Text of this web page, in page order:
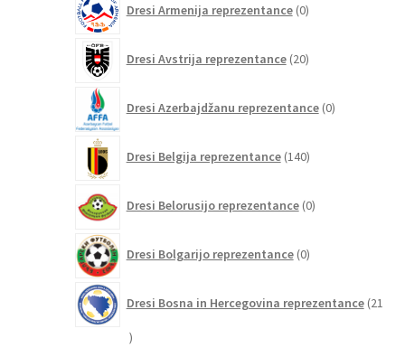
Dresi Armenija reprezentance 0izdelkov
Dresi Avstrija reprezentance 20izdelkov
Dresi Azerbajdžanu reprezentance 0izdelkov
Dresi Belgija reprezentance 140izdelkov
Dresi Belorusijo reprezentance 0izdelkov
Dresi Bolgarijo reprezentance 0izdelkov
Dresi Bosna in Hercegovina reprezentance 21
21